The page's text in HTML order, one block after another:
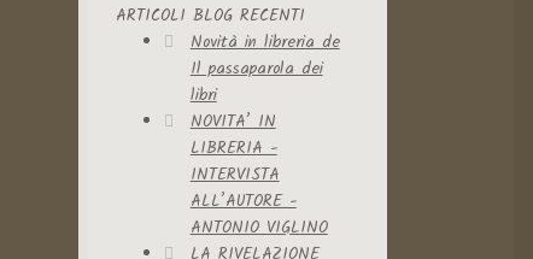
ARTICOLI BLOG RECENTI
Novità in libreria de
Il passaparola dei
libri
NOVITA’ IN
LIBRERIA -
INTERVISTA
ALL’AUTORE -
ANTONIO VIGLINO